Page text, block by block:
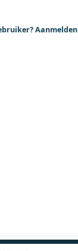
Aanmelden